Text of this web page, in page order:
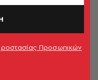
Προσωπικών